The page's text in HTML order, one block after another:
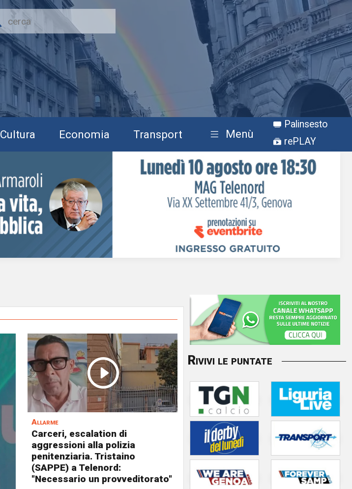
Cultura Economia Transport Menù
Palinsesto
rePLAY
Allarme
Carceri, escalation di
aggressioni alla polizia
penitenziaria. Tristaino
(SAPPE) a Telenord:
"Necessario un provveditorato"
Rivivi le puntate